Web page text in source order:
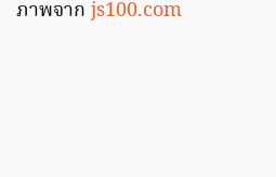
ภาพจากjs100.com